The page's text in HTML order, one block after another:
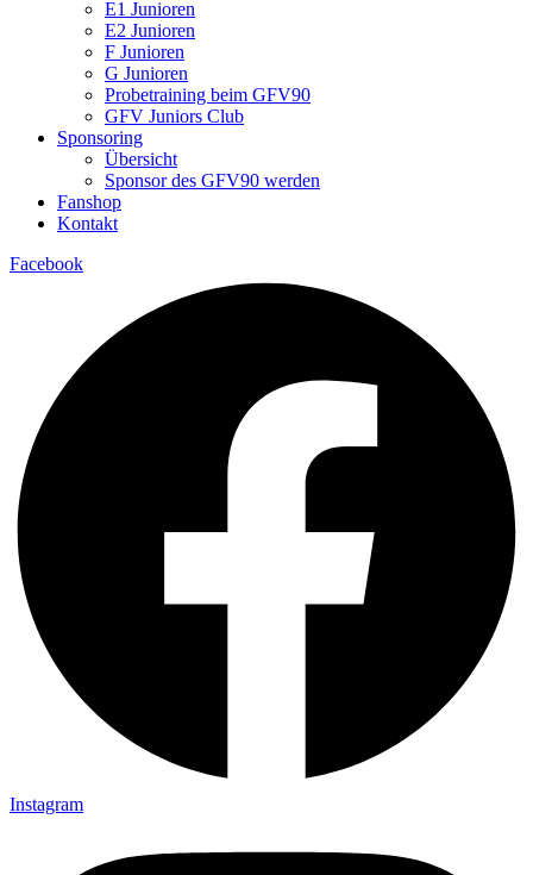
E1 Junioren
E2 Junioren
F Junioren
G Junioren
Probetraining beim GFV90
GFV Juniors Club
Sponsoring
Übersicht
Sponsor des GFV90 werden
Fanshop
Kontakt
Facebook
Instagram